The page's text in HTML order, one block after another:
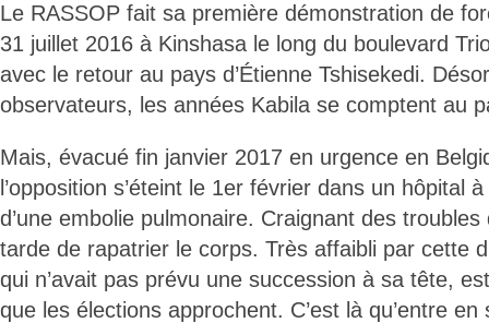
Le RASSOP fait sa première démonstration de
31 juillet 2016 à Kinshasa le long du boulevard
avec le retour au pays d’Étienne Tshisekedi.
observateurs, les années Kabila se comptent au
Mais, évacué fin janvier 2017 en urgence en
l’opposition s’éteint le 1er février dans un hôpital
d’une embolie pulmonaire. Craignant des
tarde de rapatrier le corps. Très affaibli par cette
qui n’avait pas prévu une succession à sa tête,
que les élections approchent. C’est là qu’entre en